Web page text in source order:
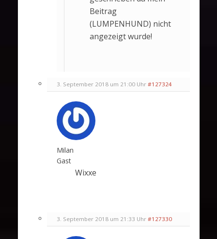
Beitrag
(LUMPENHUND) nicht
angezeigt wurde!
3. September 2018 um 21:00 Uhr #127324
Milan
Gast
Wixxe
3. September 2018 um 21:33 Uhr #127330